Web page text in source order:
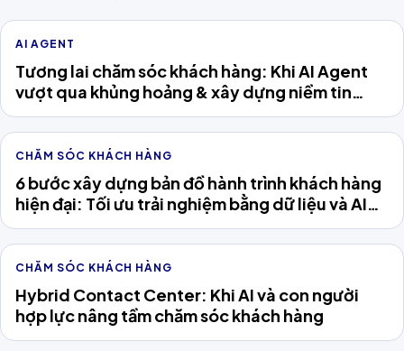
AI AGENT
Tương lai chăm sóc khách hàng: Khi AI Agent
vượt qua khủng hoảng & xây dựng niềm tin
khách hàng
CHĂM SÓC KHÁCH HÀNG
6 bước xây dựng bản đồ hành trình khách hàng
hiện đại: Tối ưu trải nghiệm bằng dữ liệu và AI
Agent
CHĂM SÓC KHÁCH HÀNG
Hybrid Contact Center: Khi AI và con người
hợp lực nâng tầm chăm sóc khách hàng